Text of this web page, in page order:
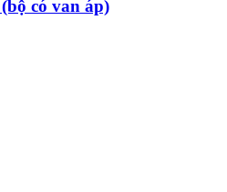
có van áp)